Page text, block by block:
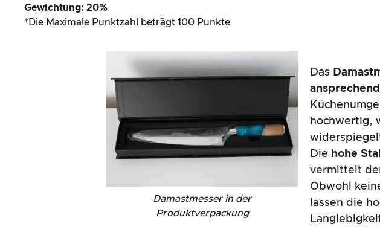
Gewichtung: 20%
*Die Maximale Punktzahl beträgt 100 Punkte
Damastmesser in der
Produktverpackung
Das
hochwertig,
Die hohe
vermittelt
Obwohl
lassen die